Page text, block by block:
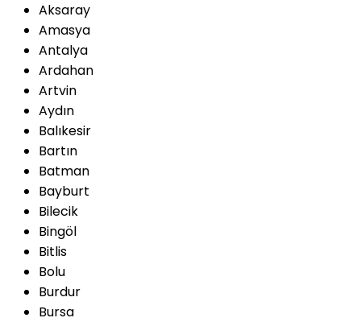
Aksaray
Amasya
Antalya
Ardahan
Artvin
Aydın
Balıkesir
Bartın
Batman
Bayburt
Bilecik
Bingöl
Bitlis
Bolu
Burdur
Bursa